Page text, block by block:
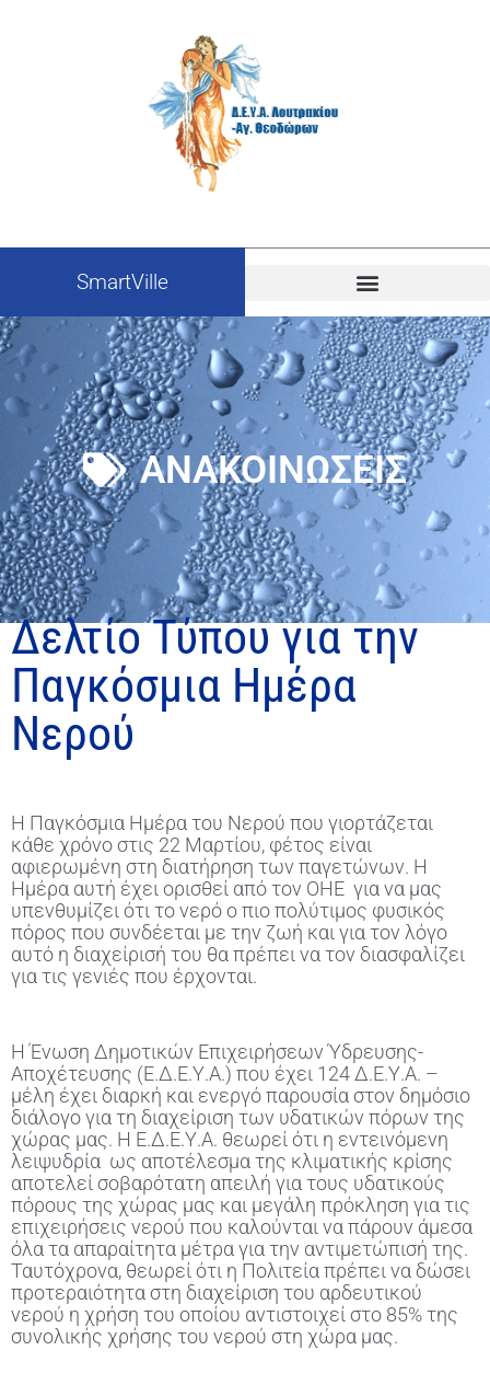
SmartVille
ΑΝΑΚΟΙΝΩΣΕΙΣ
Δελτίο Τύπου για την
Παγκόσμια Ημέρα
Νερού
Η Παγκόσμια Ημέρα του Νερού που γιορτάζεται
κάθε χρόνο στις 22 Μαρτίου, φέτος είναι
αφιερωμένη στη διατήρηση των παγετώνων. Η
Ημέρα αυτή έχει ορισθεί από τον ΟΗΕ για να μας
υπενθυμίζει ότι το νερό ο πιο πολύτιμος φυσικός
πόρος που συνδέεται με την ζωή και για τον λόγο
αυτό η διαχείρισή του θα πρέπει να τον διασφαλίζει
για τις γενιές που έρχονται.
Η Ένωση Δημοτικών Επιχειρήσεων Ύδρευσης-
Αποχέτευσης (Ε.Δ.Ε.Υ.Α.) που έχει 124 Δ.Ε.Υ.Α. –
μέλη έχει διαρκή και ενεργό παρουσία στον δημόσιο
διάλογο για τη διαχείριση των υδατικών πόρων της
χώρας μας. Η Ε.Δ.Ε.Υ.Α. θεωρεί ότι η εντεινόμενη
λειψυδρία ως αποτέλεσμα της κλιματικής κρίσης
αποτελεί σοβαρότατη απειλή για τους υδατικούς
πόρους της χώρας μας και μεγάλη πρόκληση για τις
επιχειρήσεις νερού που καλούνται να πάρουν άμεσα
όλα τα απαραίτητα μέτρα για την αντιμετώπισή της.
Ταυτόχρονα, θεωρεί ότι η Πολιτεία πρέπει να δώσει
προτεραιότητα στη διαχείριση του αρδευτικού
νερού η χρήση του οποίου αντιστοιχεί στο 85% της
συνολικής χρήσης του νερού στη χώρα μας.